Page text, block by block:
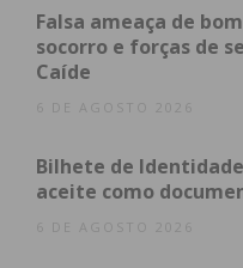
Falsa ameaça de
socorro e forças de
Caíde
6 DE AGOSTO 2026
Bilhete de
aceite como
6 DE AGOSTO 2026